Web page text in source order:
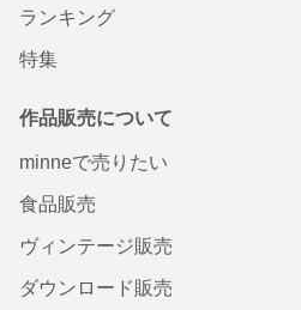
ランキング
特集
作品販売について
minneで売りたい
食品販売
ヴィンテージ販売
ダウンロード販売